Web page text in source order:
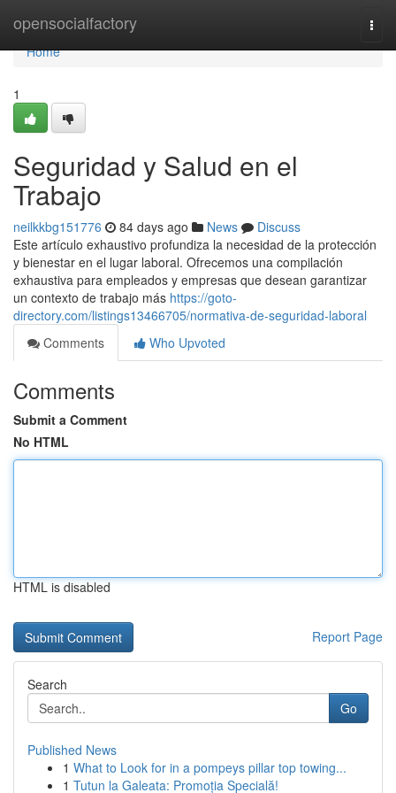
opensocialfactory
Home
Home
1
Seguridad y Salud en el
Trabajo
neilkkbg151776 84 days ago News
Discuss
Este artículo exhaustivo profundiza la necesidad de la protección
y bienestar en el lugar laboral. Ofrecemos una compilación
exhaustiva para empleados y empresas que desean garantizar
un contexto de trabajo más https://goto-
directory.com/listings13466705/normativa-de-seguridad-laboral
Comments
Who Upvoted
Comments
Submit a Comment
No HTML
HTML is disabled
Report Page
Search
Go
Published News
1 What to Look for in a pompeys pillar top towing...
1 Tutun la Galeata: Promoția Specială!